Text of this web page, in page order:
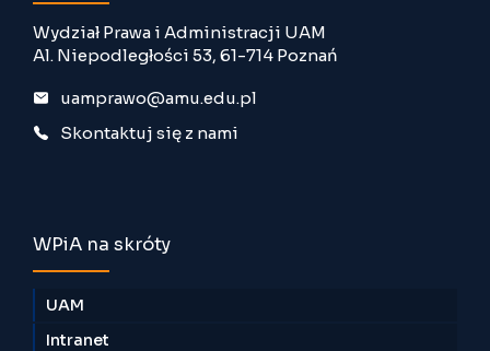
Wydział Prawa i Administracji UAM
Al. Niepodległości 53, 61-714 Poznań
uamprawo@amu.edu.pl
Skontaktuj się z nami
WPiA na skróty
UAM
Intranet